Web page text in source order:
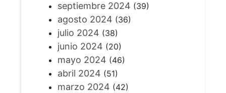
septiembre 2024 (39)
agosto 2024 (36)
julio 2024 (38)
junio 2024 (20)
mayo 2024 (46)
abril 2024 (51)
marzo 2024 (42)